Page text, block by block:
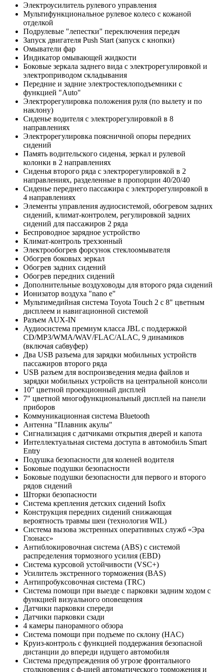
Электроусилитель рулевого управления
Мультифункциональное рулевое колесо с кожаной
отделкой
Подрулевые "лепестки" переключения передач
Запуск двигателя Push Start (запуск с кнопки)
Омыватели фар
Индикатор омывающей жидкости
Боковые зеркала заднего вида с электрорегулировкой и
электроприводом складывания
Передние и задние электростеклоподъемники с
функцией "Auto"
Электрорегулировка положения руля (по вылету и по
наклону)
Сиденье водителя с электрорегулировкой в 8
направлениях
Электрорегулировка поясничной опоры передних
сидений
Память водительского сиденья, зеркал и рулевой
колонки в 2 направлениях
Сиденья второго ряда с электрорегулировкой в 2
направлениях, разделенные в пропорции 40/20/40
Сиденье переднего пассажира с электрорегулировкой в
4 направлениях
Элементы управления аудиосистемой, обогревом задних
сидений, климат-контролем, регулировкой задних
сидений для пассажиров 2 ряда
Беспроводное зарядное устройство
Климат-контроль трехзонный
Электрообогрев форсунок стеклоомывателя
Обогрев боковых зеркал
Обогрев задних сидений
Обогрев передних сидений
Дополнительные воздуховоды для второго ряда сидений
Ионизатор воздуха "nano e"
Мультимедийная система Toyota Touch 2 с 8" цветным
дисплеем и навигационной системой
Разъем AUX-IN
Аудиосистема премиум класса JBL с поддержкой
CD/MP3/WMA/WAV/FLAC/ALAC, 9 динамиков
(включая сабвуфер)
Два USB разъема для зарядки мобильных устройств
пассажиров второго ряда
USB разъем для воспроизведения медиа файлов и
зарядки мобильных устройств на центральной консоли
10" цветной проекционный дисплей
7" цветной многофункциональный дисплей на панели
приборов
Коммуникационная система Bluetooth
Антенна "Плавник акулы"
Сигнализация с датчиками открытия дверей и капота
Интеллектуальная система доступа в автомобиль Smart
Entry
Подушка безопасности для коленей водителя
Боковые подушки безопасности
Боковые подушки безопасности для первого и второго
рядов сидений
Шторки безопасности
Система крепления детских сидений Isofix
Конструкция передних сидений снижающая
вероятность травмы шеи (технология WIL)
Система вызова экстренных оперативных служб «Эра
Глонасс»
Антиблокировочная система (ABS) с системой
распределения тормозного усилия (EBD)
Система курсовой устойчивости (VSC+)
Усилитель экстренного торможения (BAS)
Антипробуксовочная система (TRC)
Система помощи при выезде с парковки задним ходом с
функцией визуального оповещения
Датчики парковки спереди
Датчики парковки сзади
4 камеры панорамного обзора
Система помощи при подъеме по склону (HAC)
Круиз-контроль с функцией поддержания безопасной
дистанции до впереди идущего автомобиля
Система предупреждения об угрозе фронтального
столкновения с ф-цией автоматического торможения и